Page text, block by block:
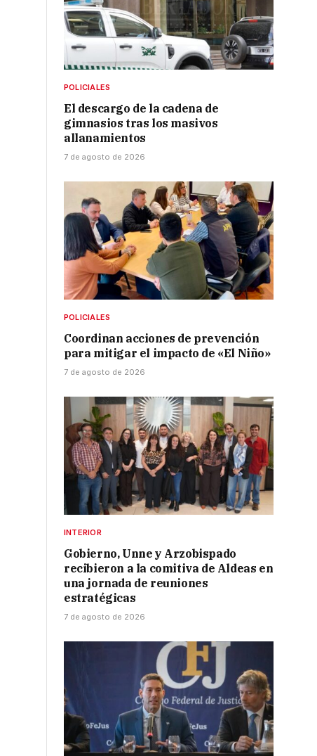
POLICIALES
El descargo de la cadena de
gimnasios tras los masivos
allanamientos
7 de agosto de 2026
POLICIALES
Coordinan acciones de prevención
para mitigar el impacto de «El Niño»
7 de agosto de 2026
INTERIOR
Gobierno, Unne y Arzobispado
recibieron a la comitiva de Aldeas en
una jornada de reuniones
estratégicas
7 de agosto de 2026